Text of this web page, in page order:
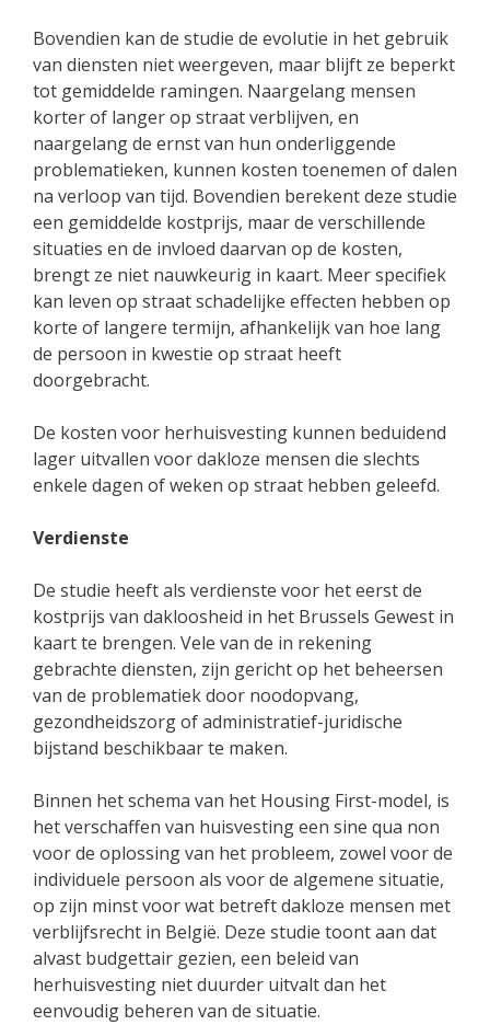
Bovendien kan de studie de evolutie in het gebruik
van diensten niet weergeven, maar blijft ze beperkt
tot gemiddelde ramingen. Naargelang mensen
korter of langer op straat verblijven, en
naargelang de ernst van hun onderliggende
problematieken, kunnen kosten toenemen of dalen
na verloop van tijd. Bovendien berekent deze studie
een gemiddelde kostprijs, maar de verschillende
situaties en de invloed daarvan op de kosten,
brengt ze niet nauwkeurig in kaart. Meer specifiek
kan leven op straat schadelijke effecten hebben op
korte of langere termijn, afhankelijk van hoe lang
de persoon in kwestie op straat heeft
doorgebracht.
De kosten voor herhuisvesting kunnen beduidend
lager uitvallen voor dakloze mensen die slechts
enkele dagen of weken op straat hebben geleefd.
Verdienste
De studie heeft als verdienste voor het eerst de
kostprijs van dakloosheid in het Brussels Gewest in
kaart te brengen. Vele van de in rekening
gebrachte diensten, zijn gericht op het beheersen
van de problematiek door noodopvang,
gezondheidszorg of administratief-juridische
bijstand beschikbaar te maken.
Binnen het schema van het Housing First-model, is
het verschaffen van huisvesting een sine qua non
voor de oplossing van het probleem, zowel voor de
individuele persoon als voor de algemene situatie,
op zijn minst voor wat betreft dakloze mensen met
verblijfsrecht in België. Deze studie toont aan dat
alvast budgettair gezien, een beleid van
herhuisvesting niet duurder uitvalt dan het
eenvoudig beheren van de situatie.